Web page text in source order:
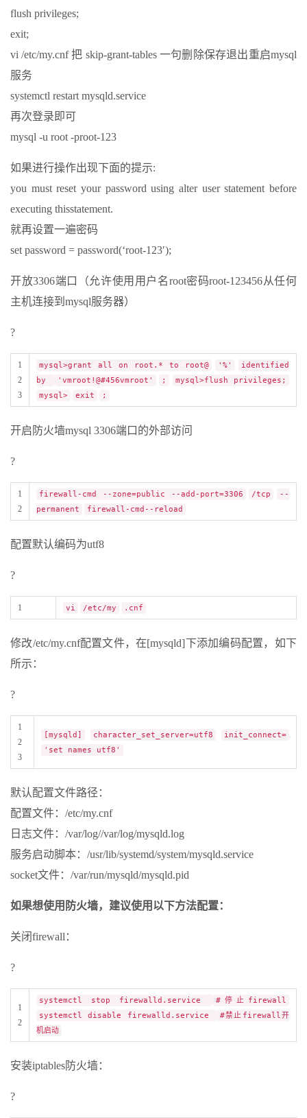
flush privileges;
exit;
vi /etc/my.cnf 把 skip-grant-tables 一句删除保存退出重启mysql
服务
systemctl restart mysqld.service
再次登录即可
mysql -u root -proot-123
如果进行操作出现下面的提示:
you must reset your password using alter user statement before
executing thisstatement.
就再设置一遍密码
set password = password(‘root-123′);
开放3306端口（允许使用用户名root密码root-123456从任何
主机连接到mysql服务器）
?
1
2
3
mysql>grant all on root.* to root@ '%'
identified
by
'vmroot!@#456vmroot' ;
mysql>flush privileges;
mysql>
exit ;
开启防火墙mysql 3306端口的外部访问
?
1
2
firewall-cmd --zone=public --add-port=3306 /tcp
--
permanent
firewall-cmd--reload
配置默认编码为utf8
?
1 vi /etc/my .cnf
修改/etc/my.cnf配置文件，在[mysqld]下添加编码配置，如下
所示：
?
1
2
3
[mysqld] character_set_server=utf8
init_connect=
'set names utf8'
默认配置文件路径：
配置文件：/etc/my.cnf
日志文件：/var/log//var/log/mysqld.log
服务启动脚本：/usr/lib/systemd/system/mysqld.service
socket文件：/var/run/mysqld/mysqld.pid
如果想使用防火墙，建议使用以下方法配置：
关闭firewall：
?
1
2
systemctl stop firewalld.service
#停止firewall
systemctl disable firewalld.service
#禁止firewall开
机启动
安装iptables防火墙：
?